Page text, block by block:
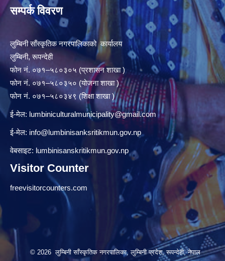
सम्पर्क विवरण
लुम्बिनी साँस्कृतिक नगरपालिकाको कार्यालय
लुम्बिनी, रूपन्देही
फोन नं. ०७१–५८०३०५ (प्रशासन शाखा )
फोन नं. ०७१–५८०३५० (योजना शाखा )
फोन नं. ०७१–५८०३४९ (शिक्षा शाखा )
ई-मेल: lumbiniculturalmunicipality@gmail.com
ई-मेल: info@lumbinisanksritikmun.gov.np
वेबसाइट: lumbinisanskritikmun.gov.np
Visitor Counter
freevisitorcounters.com
© 2026 लुम्बिनी साँस्कृतिक नगरपालिका, लुम्बिनी प्रदेश, रूपन्देही, नेपाल